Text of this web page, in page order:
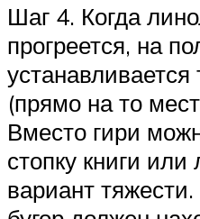
Шаг 4. Когда
прогреется, на
устанавливается
(прямо на то
Вместо гири
стопку книги
вариант